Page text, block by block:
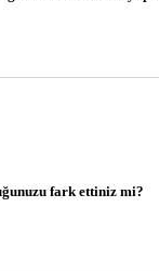
fark ettiniz mi?